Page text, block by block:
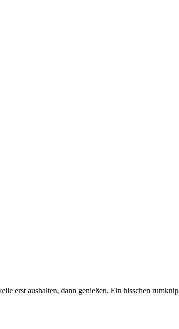
erst aushalten, dann genießen. Ein bisschen